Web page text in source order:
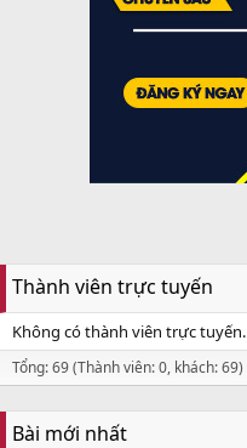
Thành viên trực tuyến
Không có thành viên trực tuyến.
Tổng: 69 (Thành viên: 0, khách: 69)
Bài mới nhất